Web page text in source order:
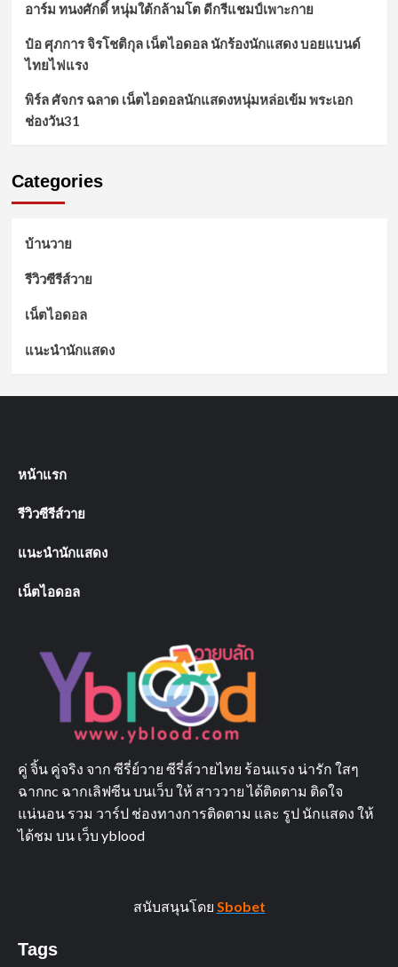
อาร์ม ทนงศักดิ์ หนุ่มใต้กล้ามโต ดีกรีแชมป์เพาะกาย
ป๋อ ศุภการ จิรโชติกุล เน็ตไอดอล นักร้องนักแสดง บอยแบนด์
ไทยไฟแรง
พิร์ล ศัจกร ฉลาด เน็ตไอดอลนักแสดงหนุ่มหล่อเข้ม พระเอก
ช่องวัน31
Categories
บ้านวาย
รีวิวซีรีส์วาย
เน็ตไอดอล
แนะนำนักแสดง
หน้าแรก
รีวิวซีรีส์วาย
แนะนำนักแสดง
เน็ตไอดอล
คู่ จิ้น คู่จริง จาก ซีรี่ย์วาย ซีรี่ส์วายไทย ร้อนแรง น่ารัก ใสๆ
ฉากnc ฉากเลิฟซีน บนเว็บ ให้ สาววาย ได้ติดตาม ติดใจ
แน่นอน รวม วาร์ป ช่องทางการติดตาม และ รูป นักแสดง ให้
ได้ชม บน เว็บ yblood
สนับสนุนโดย Sbobet
Tags